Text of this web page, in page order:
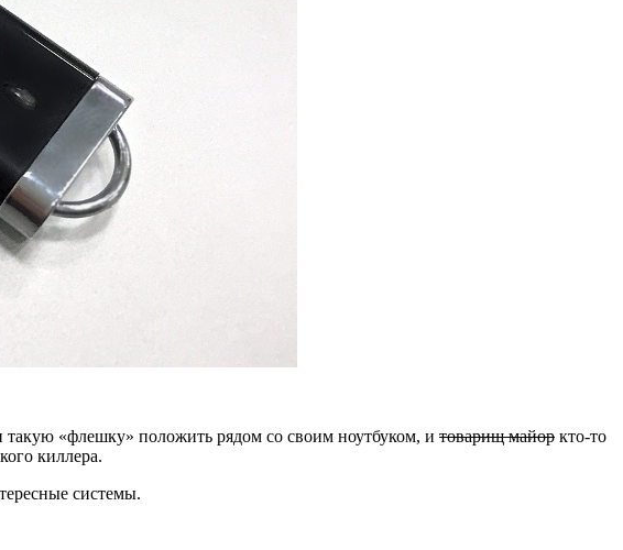
«флешку» положить рядом со своим ноутбуком, и товарищ майор кто-то
киллера.
системы.